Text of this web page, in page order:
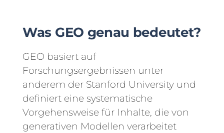
Was GEO genau bedeutet?
GEO basiert auf
Forschungsergebnissen unter
anderem der Stanford University und
definiert eine systematische
Vorgehensweise für Inhalte, die von
generativen Modellen verarbeitet